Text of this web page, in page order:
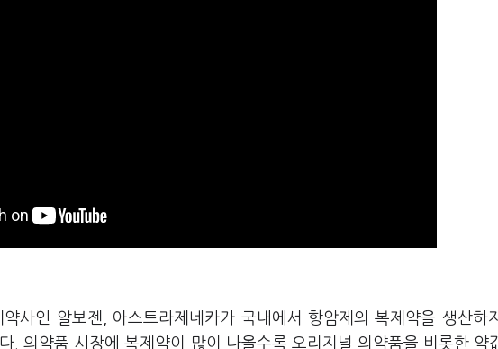
사인 알보젠, 아스트라제네카가 국내에서 항암제의 복제약을 생산하
. 의약품 시장에 복제약이 많이 나올수록 오리지널 의약품을 비롯한 약